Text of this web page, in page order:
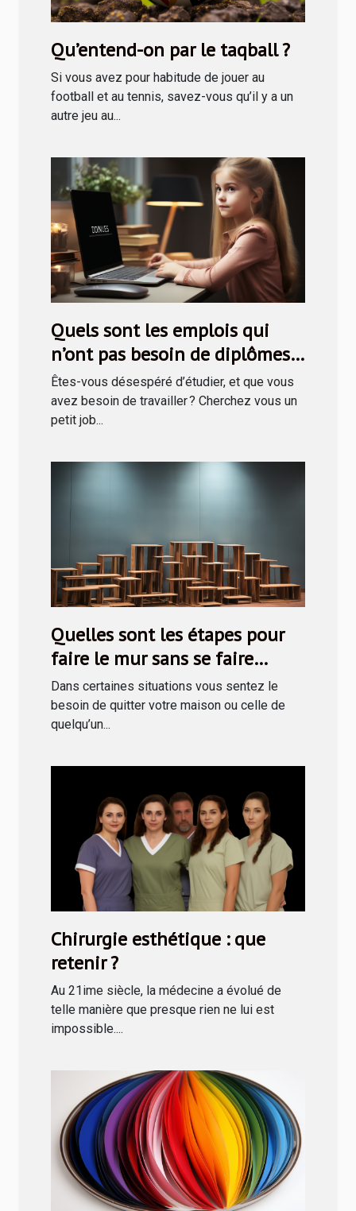
Qu’entend-on par le taqball ?
Si vous avez pour habitude de jouer au
football et au tennis, savez-vous qu’il y a un
autre jeu au...
Quels sont les emplois qui
n’ont pas besoin de diplômes
avant de recruter ?
Êtes-vous désespéré d’étudier, et que vous
avez besoin de travailler ? Cherchez vous un
petit job...
Quelles sont les étapes pour
faire le mur sans se faire
prendre ?
Dans certaines situations vous sentez le
besoin de quitter votre maison ou celle de
quelqu’un...
Chirurgie esthétique : que
retenir ?
Au 21ime siècle, la médecine a évolué de
telle manière que presque rien ne lui est
impossible....